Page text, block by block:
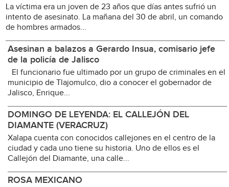
La víctima era un joven de 23 años que días antes sufrió un
intento de asesinato. La mañana del 30 de abril, un comando
de hombres armados...
Asesinan a balazos a Gerardo Insua, comisario jefe
de la policía de Jalisco
El funcionario fue ultimado por un grupo de criminales en el
municipio de Tlajomulco, dio a conocer el gobernador de
Jalisco, Enrique...
DOMINGO DE LEYENDA: EL CALLEJÓN DEL
DIAMANTE (VERACRUZ)
Xalapa cuenta con conocidos callejones en el centro de la
ciudad y cada uno tiene su historia. Uno de ellos es el
Callejón del Diamante, una calle...
ROSA MEXICANO